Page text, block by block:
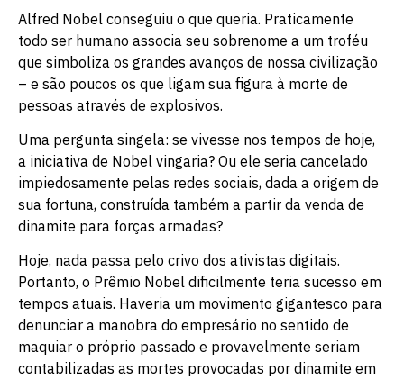
Alfred Nobel conseguiu o que queria. Praticamente
todo ser humano associa seu sobrenome a um troféu
que simboliza os grandes avanços de nossa civilização
– e são poucos os que ligam sua figura à morte de
pessoas através de explosivos.
Uma pergunta singela: se vivesse nos tempos de hoje,
a iniciativa de Nobel vingaria? Ou ele seria cancelado
impiedosamente pelas redes sociais, dada a origem de
sua fortuna, construída também a partir da venda de
dinamite para forças armadas?
Hoje, nada passa pelo crivo dos ativistas digitais.
Portanto, o Prêmio Nobel dificilmente teria sucesso em
tempos atuais. Haveria um movimento gigantesco para
denunciar a manobra do empresário no sentido de
maquiar o próprio passado e provavelmente seriam
contabilizadas as mortes provocadas por dinamite em